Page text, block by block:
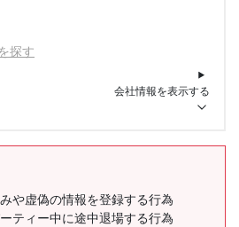
探す
会社情報を表示する
や虚偽の情報を登録する行為
ティー中に途中退場する行為